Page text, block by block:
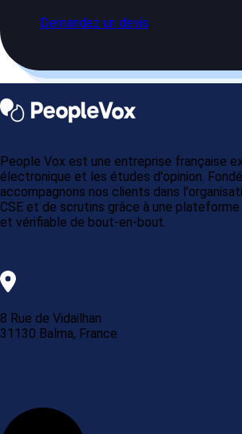
Demandez un devis
People Vox est une entreprise française
électronique et les études d'opinion.
accompagnons nos clients dans
CSE et de scrutins grâce à une
et vérifiable de bout-en-bout.
8 Rue de Vidailhan
31130 Balma, France